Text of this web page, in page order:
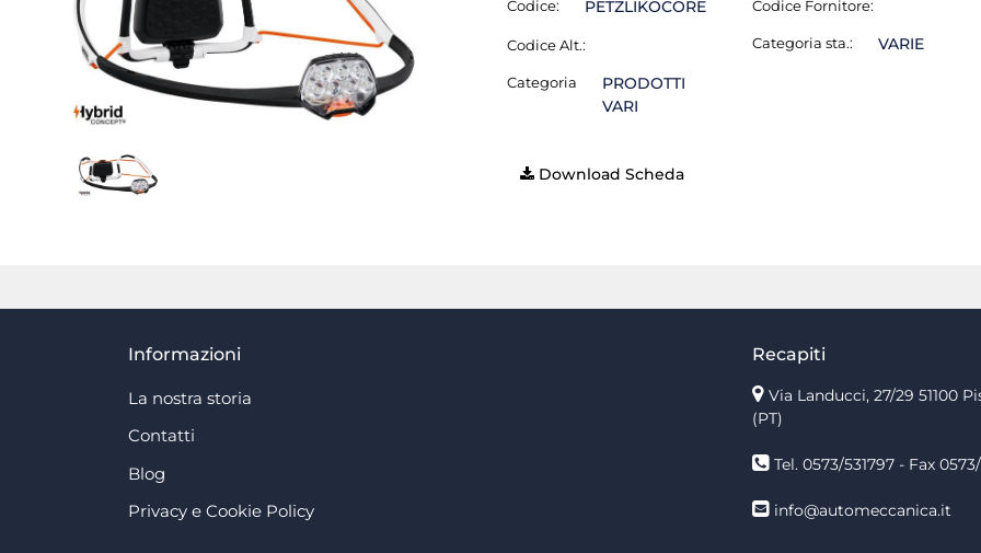
Codice: PETZLIKOCORE
Codice Alt.:
Categoria
PRODOTTI
VARI
Codice Fornitore:
Categoria sta.: VARIE
Download Scheda
Informazioni
La nostra storia
Contatti
Blog
Privacy e Cookie Policy
Recapiti
Via Landucci, 27/29 51100
(PT)
Tel. 0573/531797 - Fax 0573/
info@automeccanica.it